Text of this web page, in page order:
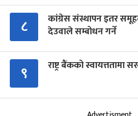
८
कांग्रेस संस्थापन इतर
देउवाले सम्बोधन गर्ने
९ राष्ट्र बैंकको स्वायत्ततामा